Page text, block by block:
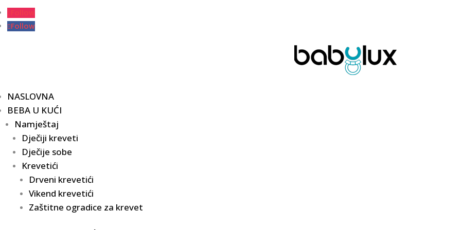
Follow
NASLOVNA
BEBA U KUĆI
Namještaj
Dječiji kreveti
Dječije sobe
Krevetići
Drveni krevetići
Vikend krevetići
Zaštitne ogradice za krevet